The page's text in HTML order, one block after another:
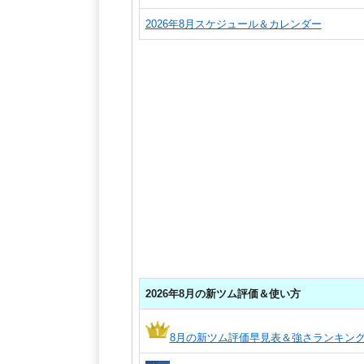
2026年8月スケジュール＆カレンダー
2026年8月の新ツム評価＆使い方
8月の新ツム評価早見表＆強さランキン